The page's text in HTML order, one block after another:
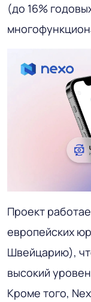
(до 16%
Проект
европейских
Швейцарию),
высокий
Кроме того,